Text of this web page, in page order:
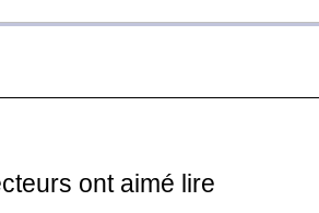
ont aimé lire